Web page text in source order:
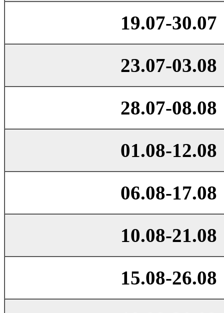
19.07-30.07
23.07-03.08
28.07-08.08
01.08-12.08
06.08-17.08
10.08-21.08
15.08-26.08